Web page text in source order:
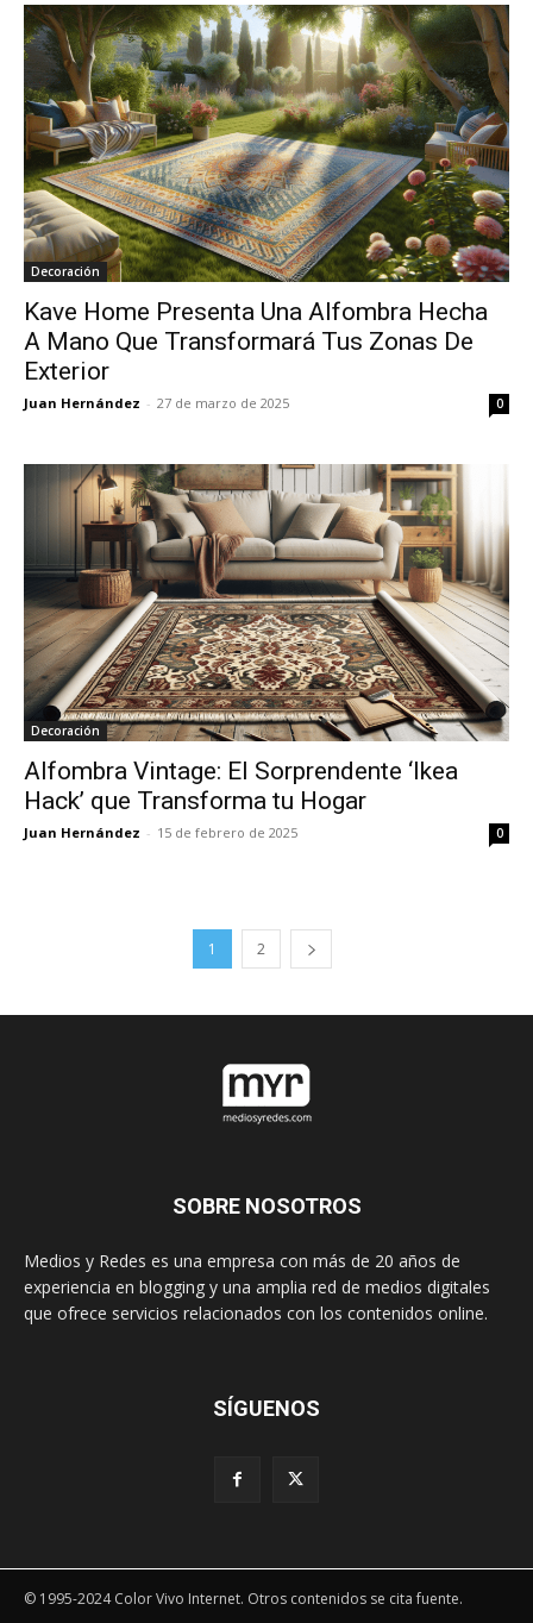
Decoración
Kave Home Presenta Una Alfombra Hecha
A Mano Que Transformará Tus Zonas De
Exterior
Juan Hernández - 27 de marzo de 2025 0
Decoración
Alfombra Vintage: El Sorprendente ‘Ikea
Hack’ que Transforma tu Hogar
Juan Hernández - 15 de febrero de 2025 0
1 2
SOBRE NOSOTROS
Medios y Redes es una empresa con más de 20 años de
experiencia en blogging y una amplia red de medios digitales
que ofrece servicios relacionados con los contenidos online.
SÍGUENOS
© 1995-2024 Color Vivo Internet. Otros contenidos se cita fuente.